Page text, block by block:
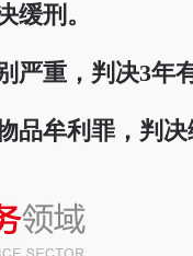
缓刑。
严重，判决3年
品牟利罪，判